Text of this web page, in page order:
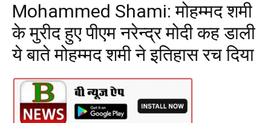
Mohammed Shami: मोहम्मद शमी
के मुरीद हुए पीएम नरेन्द्र मोदी कह डाली
ये बाते मोहम्मद शमी ने इतिहास रच दिया